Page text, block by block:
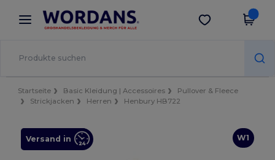
× Wordans App
Bessere Preise in der App!
App holen
Startseite Basic Kleidung | Accessoires
Pullover & Fleece
Strickjacken
Herren Henbury HB722
W1
Versand in